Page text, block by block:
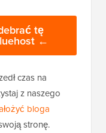
tę
←
czas na
z naszego
bloga
stronę.